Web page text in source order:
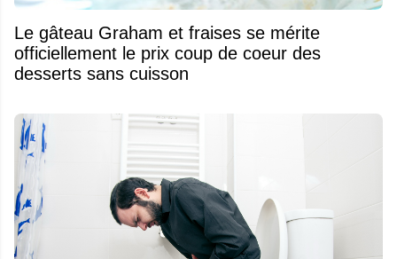
Le gâteau Graham et fraises se mérite
officiellement le prix coup de coeur des
desserts sans cuisson